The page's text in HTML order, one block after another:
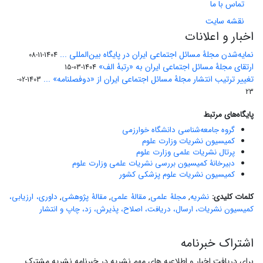
تماس با ما
نقشه سایت
اخبار و اعلانات
نمایه‌شدن مجلۀ مسائل اجتماعی ایران در پایگاه بین‌المللی ... 1404-11-08
ارتقای مجلۀ مسائل اجتماعی ایران به «رتبۀ الف» 1404-03-15
تغییر ترتیب انتشار مجلۀ مسائل اجتماعی ایران از «دوفصلنامه» ...
1403-02-
23
پایگاه‌های مرتبط
گروه جامعه‌شناسی دانشگاه خوارزمی
کمیسیون نشریات وزارت علوم
پرتال نشریات علمی وزارت علوم
دبیرخانۀ کمیسیون بررسی نشریات علمی وزارت علوم
کمیسیون نشریات علوم پزشکی کشور
کلمات کلیدی: نشریه,مجلۀ علمی,مقالۀ علمی,مقالۀ پژوهشی, داوری، ارزیابی،
کمیسیون نشریات، ارسال، دریافت، اصلاح، پذیرش، رَد، چاپ و انتشار
اشتراک خبرنامه